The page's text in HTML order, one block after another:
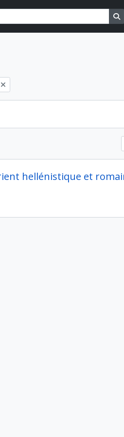
hellénistique et